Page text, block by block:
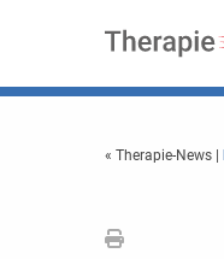
« Therapie-News